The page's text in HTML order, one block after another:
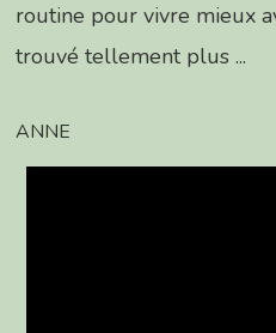
routine pour vivre mieux
trouvé tellement plus ...
ANNE